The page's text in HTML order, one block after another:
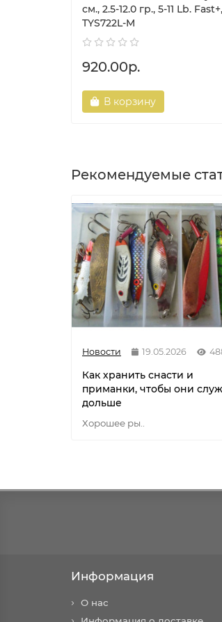
см., 2.5-12.0 гр., 5-11 Lb.
TYS722L-M
920.00р.
В корзину
Рекомендуемые
Новости 19.05.2026
Как хранить снасти и
приманки, чтобы они
дольше
Хорошее ры..
Информация
О нас